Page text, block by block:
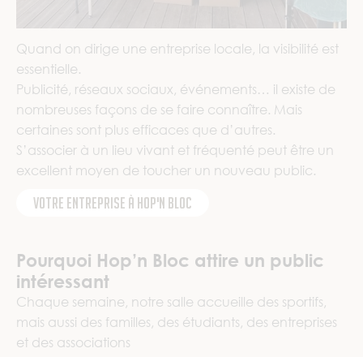
Quand on dirige une entreprise locale, la visibilité est
essentielle.
Publicité, réseaux sociaux, événements… il existe de
nombreuses façons de se faire connaître. Mais
certaines sont plus efficaces que d’autres.
S’associer à un lieu vivant et fréquenté peut être un
excellent moyen de toucher un nouveau public.
Votre entreprise à Hop'n Bloc
Pourquoi Hop’n Bloc attire un public
intéressant
Chaque semaine, notre salle accueille des sportifs,
mais aussi des familles, des étudiants, des entreprises
et des associations